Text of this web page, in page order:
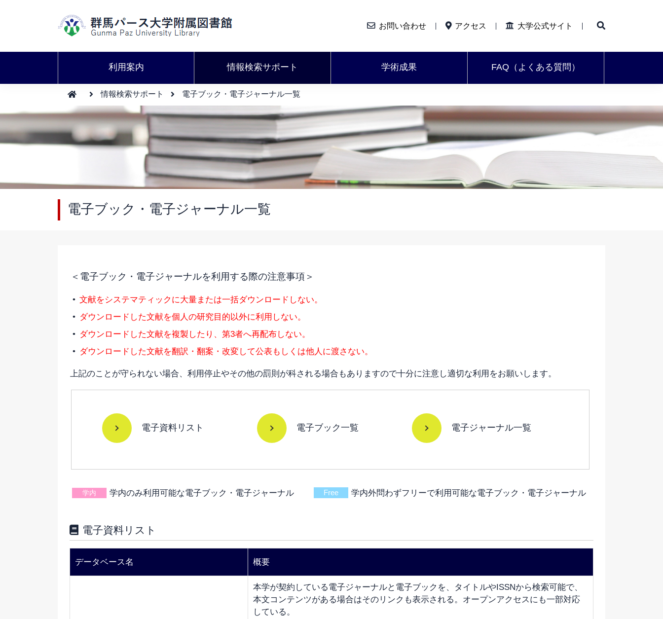
お問い合わせ アクセス 大学公式サイト
利用案内 情報検索サポート 学術成果 FAQ（よくある質問）
情報検索サポート 電子ブック・電子ジャーナル一覧
電子ブック・電子ジャーナル一覧
＜電子ブック・電子ジャーナルを利用する際の注意事項＞
• 文献をシステマティックに大量または一括ダウンロードしない。
• ダウンロードした文献を個人の研究目的以外に利用しない。
• ダウンロードした文献を複製したり、第3者へ再配布しない。
• ダウンロードした文献を翻訳・翻案・改変して公表もしくは他人に渡さない。
上記のことが守られない場合、利用停止やその他の罰則が科される場合もありますので十分に注意し適切な利用をお願いします。
電子資料リスト 電子ブック一覧 電子ジャーナル一覧
学内 学内のみ利用可能な電子ブック・電子ジャーナル Free 学内外問わずフリーで利用可能な電子ブック・電子ジャーナル
電子資料リスト
データベース名 概要
本学が契約している電子ジャーナルと電子ブックを、タイトルやISSNから検索可能で、
本文コンテンツがある場合はそのリンクも表示される。オープンアクセスにも一部対応
している。